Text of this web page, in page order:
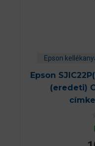
Epson
Epson
(eredeti)
0
a